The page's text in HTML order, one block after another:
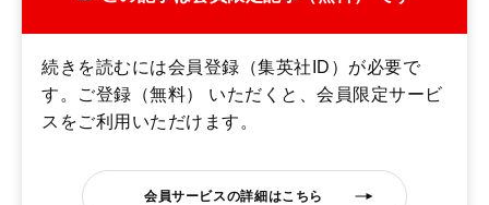
続きを読むには会員登録（集英社ID）が必要で
す。ご登録（無料） いただくと、会員限定サービ
スをご利用いただけます。
会員サービスの詳細はこちら